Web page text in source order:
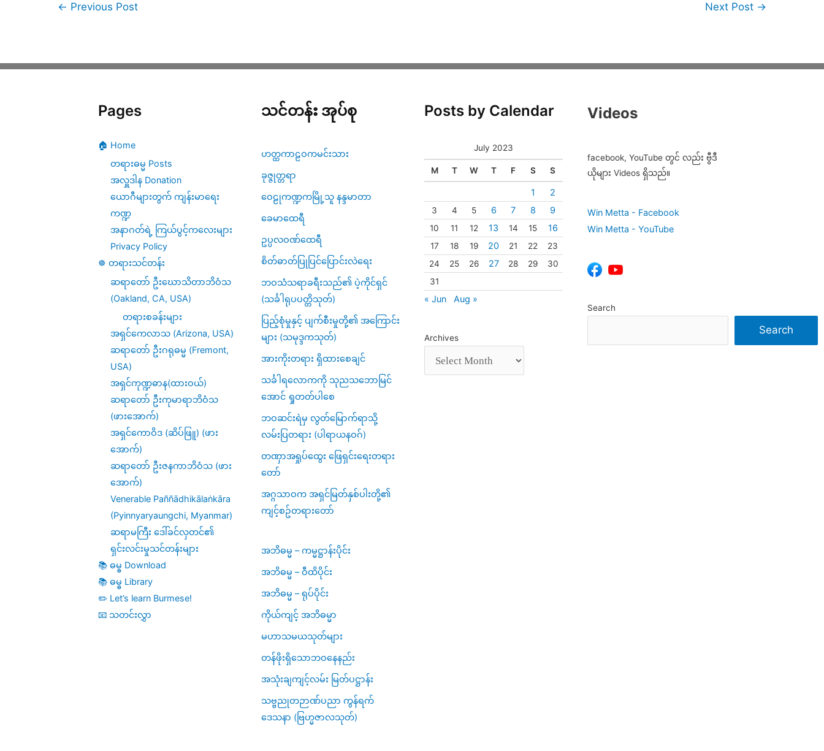
← Previous Post Next Post →
Pages
🏠 Home
တရားဓမ္မ Posts
အလှူဒါန Donation
ယောဂီများတွက် ကျန်းမာရေး
ကဏ္ဍ
အနာဂတ်ရဲ့ ကြယ်ပွင့်ကလေးများ
Privacy Policy
☸️ တရားသင်တန်း
ဆရာတော် ဦးဃောသိတာဘိဝံသ
(Oakland, CA, USA)
တရားစခန်းများ
အရှင်ကေလာသ (Arizona, USA)
ဆရာတော် ဦးဂရုဓမ္မ (Fremont,
USA)
အရှင်ကုဏ္ဍဓာန(ထားဝယ်)
ဆရာတော် ဦးကုမာရာဘိဝံသ
(ဖားအောက်)
အရှင်ကောဝိဒ (ဆိပ်ဖြူ) (ဖား
အောက်)
ဆရာတော် ဦးဇနကာဘိဝံသ (ဖား
အောက်)
Venerable Paññādhikālaṅkāra
(Pyinnyaryaungchi, Myanmar)
ဆရာမကြီး ဒေါ်ခင်လှတင်၏
ရှင်းလင်းမှုသင်တန်းများ
📚 ဓမ္ဓ Download
📚 ဓမ္ဓ Library
✏️ Let’s learn Burmese!
📧 သတင်းလွှာ
သင်တန်း အုပ်စု
ဟတ္ထကာဠဝကမင်းသား
ခုဇ္ဇုတ္တရာ
ဝေဠုကဏ္ဍကမြို့သူ နန္ဒမာတာ
ခေမာထေရီ
ဥပ္ပလဝဏ်ထေရီ
စိတ်ဓာတ်ပြုပြင်ပြောင်းလဲရေး
ဘဝသံသရာခရီးသည်၏ ပဲ့ကိုင်ရှင်
(သင်္ခါရုပပတ္တိသုတ်)
ပြည့်စုံမှုနှင့် ပျက်စီးမှုတို့၏ အကြောင်း
များ (သမုဒ္ဒကသုတ်)
အားကိုးတရား ရှိထားစေချင်
သင်္ခါရလောကကို သုညသဘောမြင်
အောင် ရှုတတ်ပါစေ
ဘဝဆင်းရဲမှ လွတ်မြောက်ရာသို့
လမ်းပြတရား (ပါရာယနဝဂ်)
တဏှာအရှုပ်ထွေး ဖြေရှင်းရေးတရား
တော်
အဂ္ဂသာဝက အရှင်မြတ်နှစ်ပါးတို့၏
ကျင့်စဥ်တရားတော်
အဘိဓမ္မ – ကမ္မဋ္ဌာန်းပိုင်း
အဘိဓမ္မ – ဝီထိပိုင်း
အဘိဓမ္မ – ရုပ်ပိုင်း
ကိုယ်ကျင့် အဘိဓမ္မာ
မဟာသမယသုတ်များ
တန်ဖိုးရှိသောဘဝနေနည်း
အသုံးချကျင့်လမ်း မြတ်ပဋ္ဌာန်း
သဗ္ဗညုတဉာဏ်ပညာ ကွန်ရက်
ဒေသနာ (ဗြဟ္မဇာလသုတ်)
Posts by Calendar
July 2023
M T W T F S S
1 2
3 4 5 6 7 8 9
10 11 12 13 14 15 16
17 18 19 20 21 22
23
24
25 26 27 28 29
30
31
« Jun Aug »
Archives
Videos
facebook, YouTube တွင် လည်း ဗွီဒီ
ယိုများ Videos ရှိသည်။
Win Metta - Facebook
Win Metta - YouTube
Search
Search